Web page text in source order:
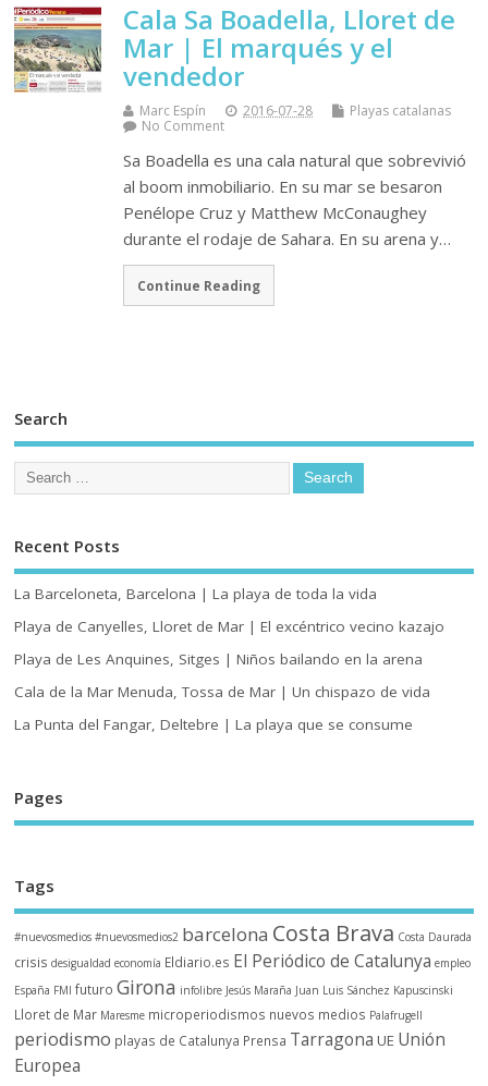
Cala Sa Boadella, Lloret de
Mar | El marqués y el
vendedor
Marc Espín 2016-07-28
Playas catalanas
No Comment
Sa Boadella es una cala natural que sobrevivió
al boom inmobiliario. En su mar se besaron
Penélope Cruz y Matthew McConaughey
durante el rodaje de Sahara. En su arena y…
Continue Reading
Search
Recent Posts
La Barceloneta, Barcelona | La playa de toda la vida
Playa de Canyelles, Lloret de Mar | El excéntrico vecino kazajo
Playa de Les Anquines, Sitges | Niños bailando en la arena
Cala de la Mar Menuda, Tossa de Mar | Un chispazo de vida
La Punta del Fangar, Deltebre | La playa que se consume
Pages
Tags
#nuevosmedios #nuevosmedios2 barcelona Costa Brava Costa Daurada
crisis desigualdad economía Eldiario.es El Periódico de Catalunya empleo
España FMI futuro Girona infolibre Jesús Maraña Juan Luis Sánchez Kapuscinski
Lloret de Mar Maresme microperiodismos nuevos medios Palafrugell
periodismo playas de Catalunya Prensa Tarragona UE Unión
Europea